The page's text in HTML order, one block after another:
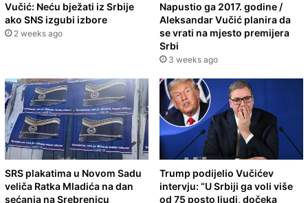
Vučić: Neću bježati iz Srbije
ako SNS izgubi izbore
2 weeks ago
Napustio ga 2017. godine /
Aleksandar Vučić planira da
se vrati na mjesto premijera
Srbi
3 weeks ago
SRS plakatima u Novom Sadu
veliča Ratka Mladića na dan
sećanja na Srebrenicu
Trump podijelio Vučićev
intervju: “U Srbiji ga voli više
od 75 posto ljudi, dočeka